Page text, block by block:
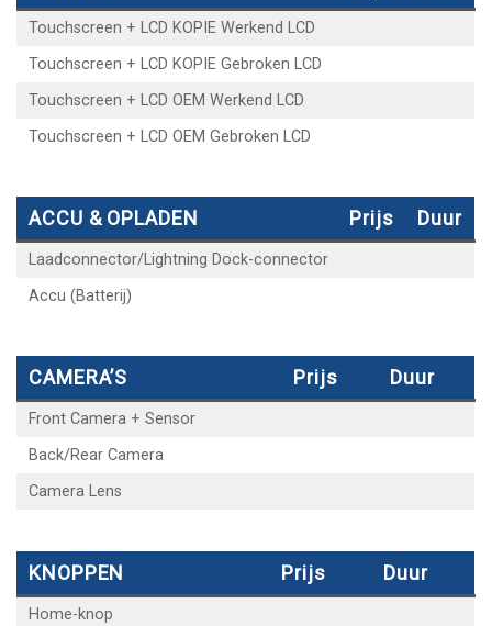
Touchscreen + LCD KOPIE Werkend LCD
Touchscreen + LCD KOPIE Gebroken LCD
Touchscreen + LCD OEM Werkend LCD
Touchscreen + LCD OEM Gebroken LCD
ACCU & OPLADEN Prijs Duur
Laadconnector/Lightning Dock-connector
Accu (Batterij)
CAMERA’S Prijs Duur
Front Camera + Sensor
Back/Rear Camera
Camera Lens
KNOPPEN Prijs Duur
Home-knop